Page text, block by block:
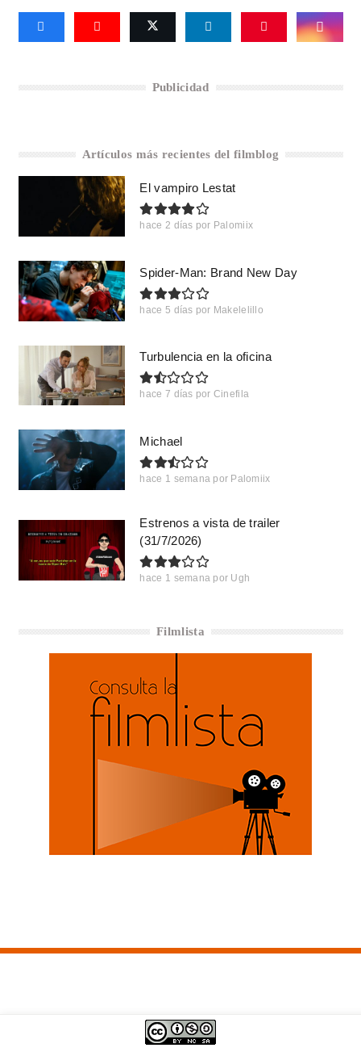
Publicidad
Artículos más recientes del filmblog
El vampiro Lestat
hace 2 días por Palomiix
Spider-Man: Brand New Day
hace 5 días por Makelelillo
Turbulencia en la oficina
hace 7 días por Cinefila
Michael
hace 1 semana por Palomiix
Estrenos a vista de trailer
(31/7/2026)
hace 1 semana por Ugh
Filmlista